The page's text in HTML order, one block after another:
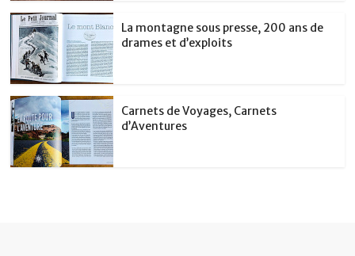
La montagne sous presse, 200 ans de
drames et d’exploits
Carnets de Voyages, Carnets
d’Aventures